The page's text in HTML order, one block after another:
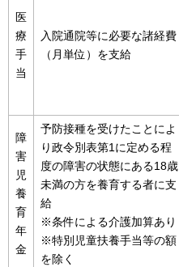
医
療
手
当
入院通院等に必要な諸経費
（月単位）を支給
障
害
児
養
育
年
金
予防接種を受けたことによ
り政令別表第1に定める程
度の障害の状態にある18歳
未満の方を養育する者に支
給
※条件による介護加算あり
※特別児童扶養手当等の額
を除く